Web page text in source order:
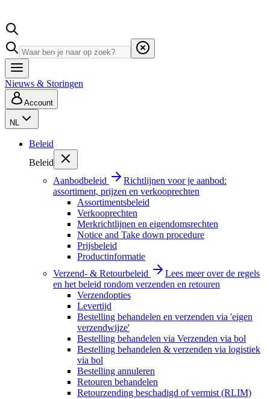
Nieuws & Storingen
Account
NL
Beleid
Beleid
Aanbodbeleid
Richtlijnen voor je aanbod:
assortiment, prijzen en verkooprechten
Assortimentsbeleid
Verkooprechten
Merkrichtlijnen en eigendomsrechten
Notice and Take down procedure
Prijsbeleid
Productinformatie
Verzend- & Retourbeleid
Lees meer over de regels
en het beleid rondom verzenden en retouren
Verzendopties
Levertijd
Bestelling behandelen en verzenden via 'eigen
verzendwijze'
Bestelling behandelen via Verzenden via bol
Bestelling behandelen & verzenden via logistiek
via bol
Bestelling annuleren
Retouren behandelen
Retourzending beschadigd of vermist (RLIM)